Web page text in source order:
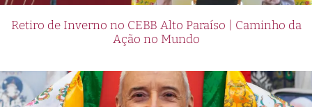
Retiro de Inverno no CEBB Alto Paraíso | Caminho da
Ação no Mundo